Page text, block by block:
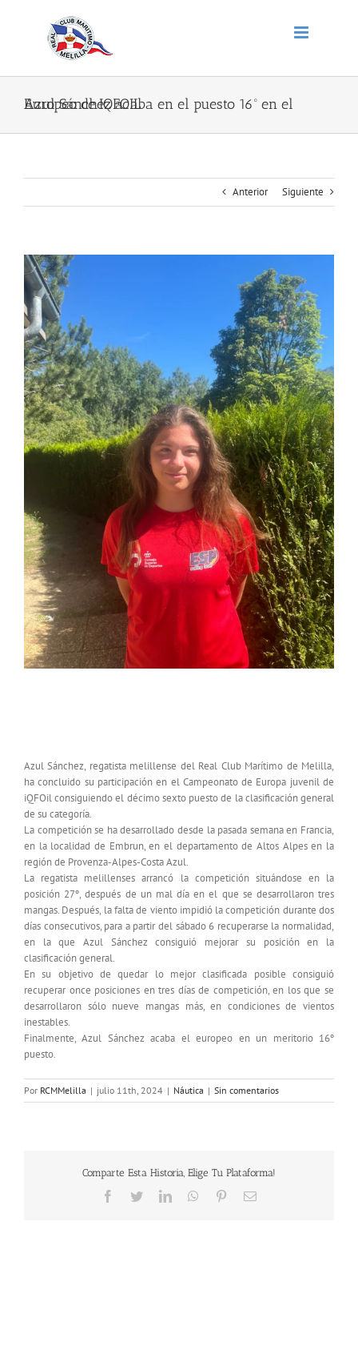
Azul Sánchez acaba en el puesto 16º en el Europeo de IQFOIL
Anterior Siguiente
Ver
imagen
más
grande
Azul Sánchez, regatista melillense del Real Club Marítimo de Melilla,
ha concluido su participación en el Campeonato de Europa juvenil de
iQFOil consiguiendo el décimo sexto puesto de la clasificación general
de su categoría.
La competición se ha desarrollado desde la pasada semana en Francia,
en la localidad de Embrun, en el departamento de Altos Alpes en la
región de Provenza-Alpes-Costa Azul.
La regatista melillenses arrancó la competición situándose en la
posición 27º, después de un mal día en el que se desarrollaron tres
mangas. Después, la falta de viento impidió la competición durante dos
días consecutivos, para a partir del sábado 6 recuperarse la normalidad,
en la que Azul Sánchez consiguió mejorar su posición en la
clasificación general.
En su objetivo de quedar lo mejor clasificada posible consiguió
recuperar once posiciones en tres días de competición, en los que se
desarrollaron sólo nueve mangas más, en condiciones de vientos
inestables.
Finalmente, Azul Sánchez acaba el europeo en un meritorio 16º
puesto.
Por RCMMelilla | julio 11th, 2024 | Náutica | Sin comentarios
Comparte Esta Historia, Elige Tu Plataforma!
Facebook
TwitterLinkedInWhatsApp
PinterestCorreo